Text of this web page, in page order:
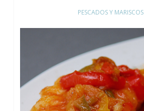
PESCADOS Y MARISCOS